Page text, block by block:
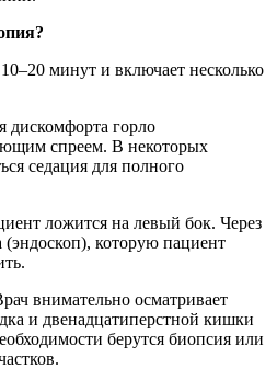
минут и включает несколько
дискомфорта горло
спреем. В некоторых
седация для полного
ложится на левый бок. Через
(эндоскоп), которую пациент
внимательно осматривает
и двенадцатиперстной кишки
берутся биопсия или